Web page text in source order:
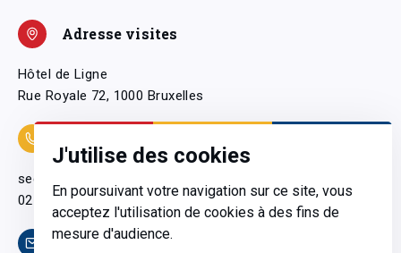
J'utilise des cookies
En poursuivant votre navigation sur ce site, vous
acceptez l'utilisation de cookies à des fins de
mesure d'audience.
Adresse visites
Hôtel de Ligne
Rue Royale 72, 1000 Bruxelles
secretariatgeneral@pfwb.be
02 506 38 11
Contact